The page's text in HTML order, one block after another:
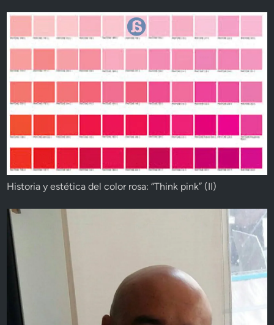
Historia y estética del color rosa: “Think pink” (II)